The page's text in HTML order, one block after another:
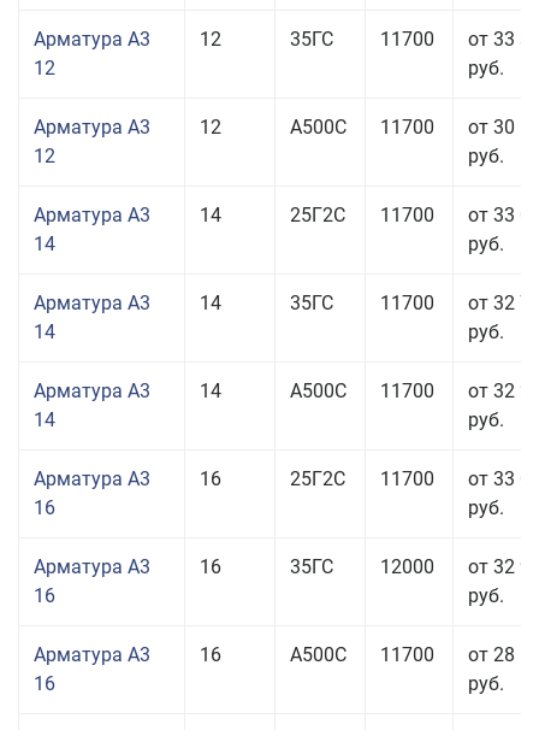
Арматура А3
12
12 35ГС 11700
от 33
руб.
Арматура А3
12
12 А500С 11700
от 30
руб.
Арматура А3
14
14 25Г2С 11700
от 33
руб.
Арматура А3
14
14 35ГС 11700
от 32
руб.
Арматура А3
14
14 А500С 11700
от 32
руб.
Арматура А3
16
16 25Г2С 11700
от 33
руб.
Арматура А3
16
16 35ГС 12000
от 32
руб.
Арматура А3
16
16 А500С 11700
от 28
руб.